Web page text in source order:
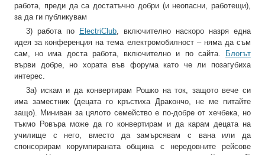
работа, преди да са достатъчно добри (и неопасни, работещи),
за да ги публикувам
3) работа по
ElectriClub, включително наскоро назря една
идея за конференция на тема електромобилност – няма да съм
сам, но има доста работа, включително и по сайта.
Блогът
върви добре, но хората във форума като че ли позагубиха
интерес.
3а) искам и да конвертирам Рошко на ток, защото вече си
има заместник (децата го кръстиха Дракончо, не ме питайте
защо). Миниван за цялото семейство е по-добре от хечбека, но
тъкмо Ровъра може да го конвертирам и да карам децата на
училище с него, вместо да замърсявам с вана или да
спонсорирам корумпираната община с нередовните рейсове